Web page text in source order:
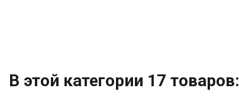
В этой категории 17 товаров: